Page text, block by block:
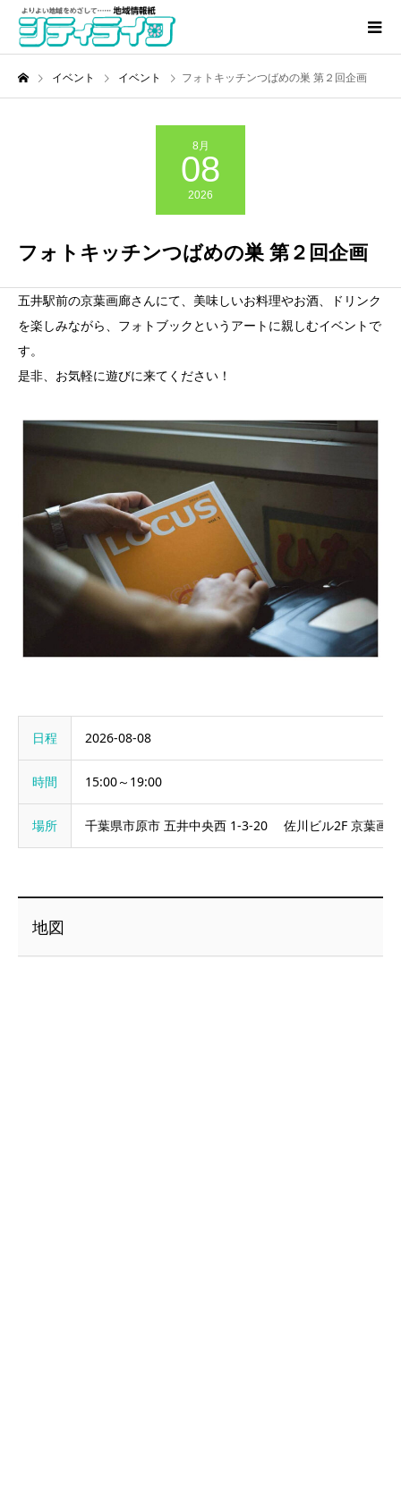
イベント イベント フォトキッチンつばめの巣 第２回企画
8月
08
2026
フォトキッチンつばめの巣 第２回企画
五井駅前の京葉画廊さんにて、美味しいお料理やお酒、ドリンク
を楽しみながら、フォトブックというアートに親しむイベントで
す。
是非、お気軽に遊びに来てください！
日程 2026-08-08
時間 15:00～19:00
場所 千葉県市原市 五井中央西 1-3-20 佐川ビル2F 京葉画廊
地図